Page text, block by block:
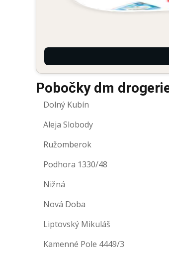
Pobočky dm
Dolný Kubín
Aleja Slobody
Ružomberok
Podhora 1330/48
Nižná
Nová Doba
Liptovský Mikuláš
Kamenné Pole 4449/3